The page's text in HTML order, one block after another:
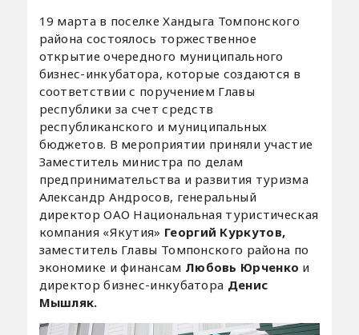
19 марта в поселке Хандыга Томпонского
района состоялось торжественное
открытие очередного муниципального
бизнес-инкубатора, которые создаются в
соответствии с поручением Главы
республики за счет средств
республиканского и муниципальных
бюджетов. В мероприятии приняли участие
Заместитель министра по делам
предпринимательства и развития туризма
Александр Андросов, генеральный
директор ОАО Национальная туристическая
компания «Якутия» Георгий Куркутов,
заместитель Главы Томпонского района по
экономике и финансам Любовь Юрченко и
директор бизнес-инкубатора Денис
Мышляк.